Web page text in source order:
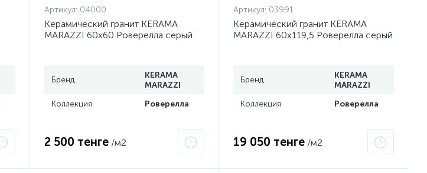
Артикул: 04000
Керамический гранит KERAMA
MARAZZI 60х60 Роверелла серый
Бренд
KERAMA
MARAZZI
Коллекция
Роверелла
2 500 тенге /м2
Артикул: 03991
Керамический гранит KERAMA
MARAZZI 60х119,5 Роверелла серый
Бренд
KERAMA
MARAZZI
Коллекция
Роверелла
19 050 тенге /м2